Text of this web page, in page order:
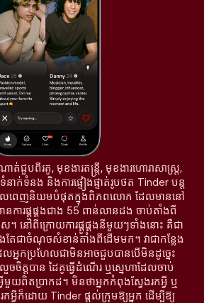
ត់ជួបពីរគូ, មុខងារតន្រ្តី, មុខងារហោរាសាស្ត្រ,
ក់ទំនង និងការផ្ទៀងផ្ទាត់រូបថត Tinder បន្ត
ែលពេញនិយមបំផុតក្នុងពិភពលោក ដែលមាននៅ
ការផ្គូផ្គងជាង 55 ពាន់លានដង ចាប់តាំងពី
ស។ នៅពីក្រោយការផ្គូផ្គងនីមួយៗទាំងនោះ គឺជា
តែជាចំណុចសំខាន់តាំងពីដើមមក។ វាជាកន្លែង
អ្នកប្រហែលជាមិនអាចជួបបានបើមិនដូច្នេះ
ចិត្តបាន ដៃគូធ្វើដំណើរ ឬស្នេហាដែលចាប់
មួយពិតប្រាកដ។ មិនថាអ្នកកំពុងស្វែងរកអ្វី ឬ
អ្វីក៏ដោយ Tinder ផ្តល់ក្រុមឱ្យអ្នក ដើម្បីឱ្យ